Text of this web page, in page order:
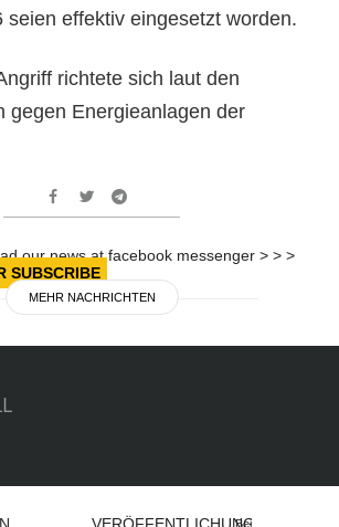
seien effektiv eingesetzt worden.
richtete sich laut den
gegen Energieanlagen der
our news at facebook messenger > > >
SUBSCRIBE
MEHR NACHRICHTEN
Bei